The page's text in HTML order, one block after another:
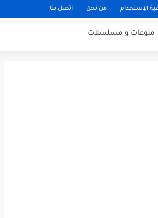
الإستخدام من نحن اتصل بنا
منوعات و مسلسلات